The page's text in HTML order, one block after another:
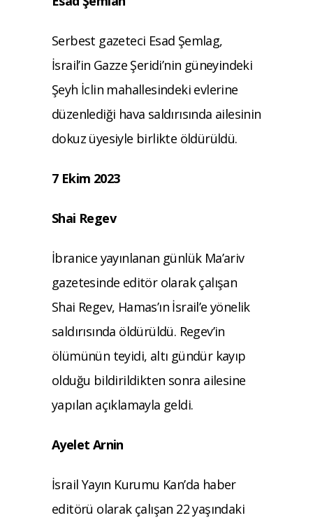
Serbest gazeteci Esad Şemlag,
İsrail’in Gazze Şeridi’nin güneyindeki
Şeyh İclin mahallesindeki evlerine
düzenlediği hava saldırısında ailesinin
dokuz üyesiyle birlikte öldürüldü.
7 Ekim 2023
Shai Regev
İbranice yayınlanan günlük Ma’ariv
gazetesinde editör olarak çalışan
Shai Regev, Hamas’ın İsrail’e yönelik
saldırısında öldürüldü. Regev’in
ölümünün teyidi, altı gündür kayıp
olduğu bildirildikten sonra ailesine
yapılan açıklamayla geldi.
Ayelet Arnin
İsrail Yayın Kurumu Kan’da haber
editörü olarak çalışan 22 yaşındaki